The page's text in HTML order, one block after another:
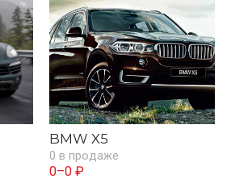
BMW X5
0 в продаже
0–0 ₽